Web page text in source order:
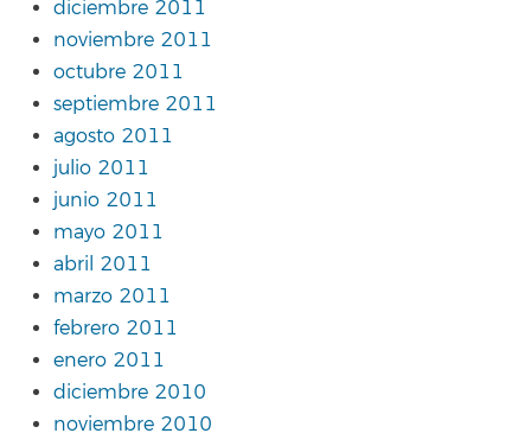
diciembre 2011
noviembre 2011
octubre 2011
septiembre 2011
agosto 2011
julio 2011
junio 2011
mayo 2011
abril 2011
marzo 2011
febrero 2011
enero 2011
diciembre 2010
noviembre 2010